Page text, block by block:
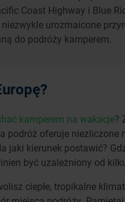
Coast Highway i Blue
urozmaicone
do podróży kamperem.
kamperem na wakacje?
podróż oferuje niezliczone
jaki kierunek postawić?
być uzależniony od
ciepłe, tropikalne